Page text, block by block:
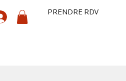
PRENDRE RDV